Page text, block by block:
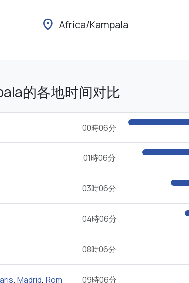
location_on Africa/Kampala
的各地时间对比
00時06分
01時06分
03時06分
04時06分
08時06分
, Madrid, Rom 09時06分